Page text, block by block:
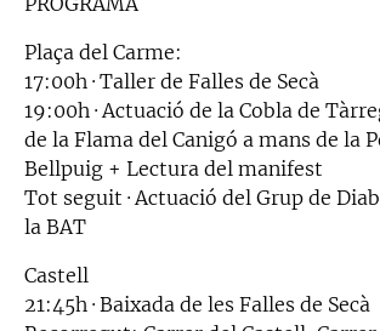
Plaça del Carme:
17:00h · Taller de Falles de Secà
19:00h · Actuació de la Cobla de
de la Flama del Canigó a mans de la
Bellpuig + Lectura del manifest
Tot seguit · Actuació del Grup de
la BAT
Castell
21:45h · Baixada de les Falles de Secà